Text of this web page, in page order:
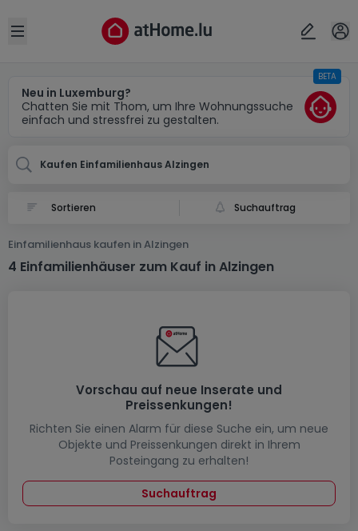
Open sidebar
Neu in Luxemburg?
Chatten Sie mit Thom, um Ihre Wohnungssuche
einfach und stressfrei zu gestalten.
BETA
Kaufen Einfamilienhaus Alzingen
Suchauftrag
Einfamilienhaus kaufen in Alzingen
4 Einfamilienhäuser zum Kauf in Alzingen
Vorschau auf neue Inserate und
Preissenkungen!
Richten Sie einen Alarm für diese Suche ein, um neue
Objekte und Preissenkungen direkt in Ihrem
Posteingang zu erhalten!
Suchauftrag
Ort
Abbrechen ok